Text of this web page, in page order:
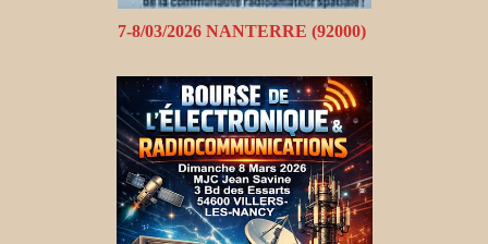
7-8/03/2026 NANTERRE (92000)